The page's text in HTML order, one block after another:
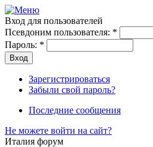
Вход для пользователей
Псевдоним пользователя: *
Пароль: *
Зарегистрироваться
Забыли свой пароль?
Последние сообщения
Не можете войти на сайт?
Италия форум